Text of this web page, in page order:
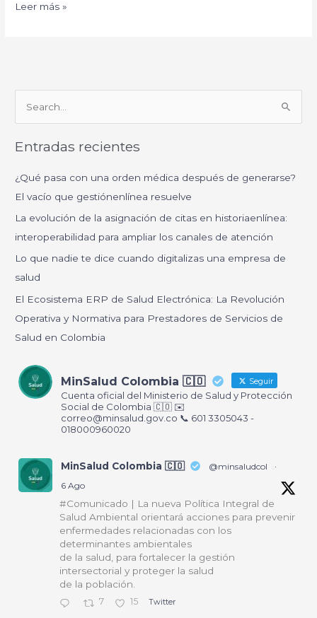
Leer más »
s
a
p
o
r
:
Entradas recientes
¿Qué pasa con una orden médica después de generarse?
El vacío que gestiónenlínea resuelve
La evolución de la asignación de citas en historiaenlínea:
interoperabilidad para ampliar los canales de atención
Lo que nadie te dice cuando digitalizas una empresa de
salud
El Ecosistema ERP de Salud Electrónica: La Revolución
Operativa y Normativa para Prestadores de Servicios de
Salud en Colombia
MinSalud Colombia 🇨🇴 Seguir
Cuenta oficial del Ministerio de Salud y Protección
Social de Colombia 🇨🇴 ✉️
correo@minsalud.gov.co 📞 601 3305043 -
018000960020
MinSalud Colombia 🇨🇴 @minsaludcol
·
6 Ago
#Comunicado | La nueva Política Integral de
Salud Ambiental orientará acciones para prevenir
enfermedades relacionadas con los
determinantes ambientales
de la salud, para fortalecer la gestión
intersectorial y proteger la salud
de la población.
7 15 Twitter